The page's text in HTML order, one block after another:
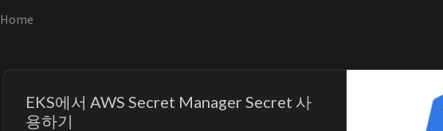
Home
EKS에서 AWS Secret Manager Secret 사
용하기